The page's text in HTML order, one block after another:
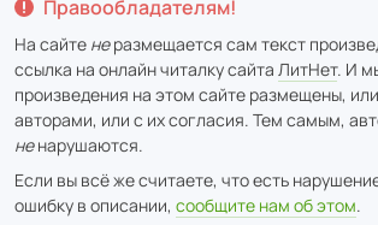
Правообладателям!
На сайте неразмещается сам текст
ссылка на онлайн читалку сайта ЛитНет. И
произведения на этом сайте размещены,
авторами, или с их согласия. Тем самым,
ненарушаются.
Если вы всё же считаете, что есть
ошибку в описании, сообщите нам об этом.